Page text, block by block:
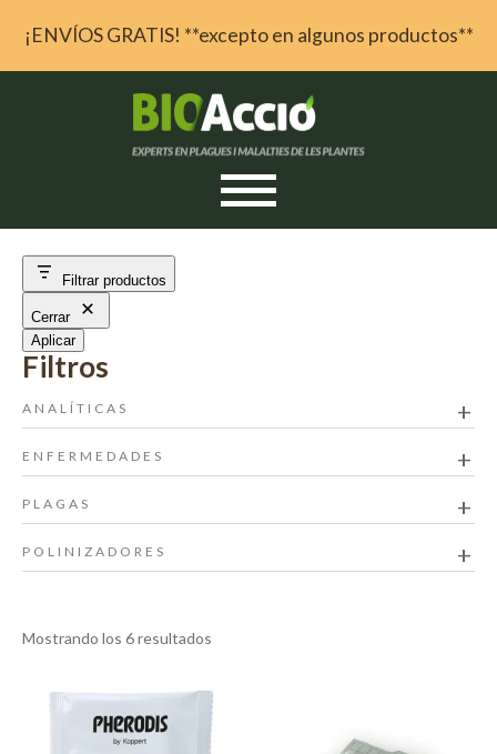
¡ENVÍOS GRATIS! **excepto en algunos productos**
Mostrando los 6 resultados
Filtrar productos
Cerrar
Aplicar
ANALÍTICAS
ENFERMEDADES
PLAGAS
POLINIZADORES